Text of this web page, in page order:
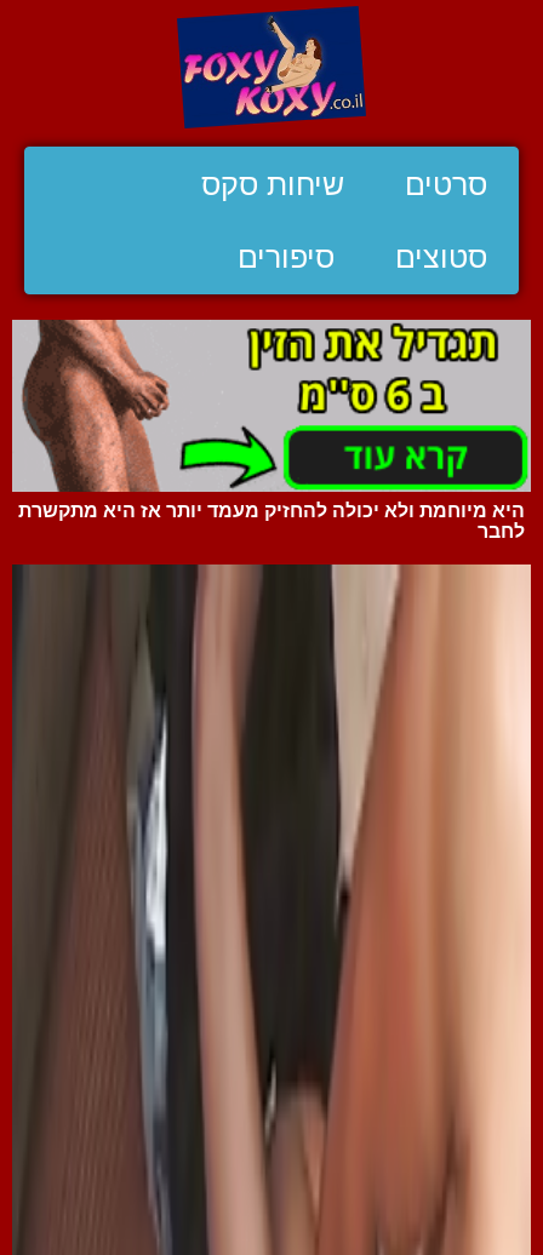
סרטים שיחות סקס
סטוצים סיפורים
היא מיוחמת ולא יכולה להחזיק מעמד יותר אז היא מתקשרת
לחבר